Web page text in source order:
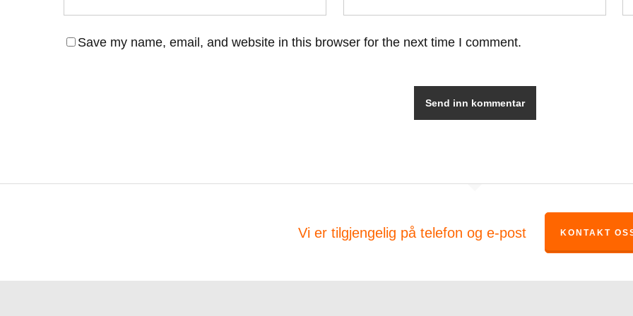
Save my name, email, and website in this browser for the next time I comment.
Vi er tilgjengelig på telefon og e-post KONTAKT